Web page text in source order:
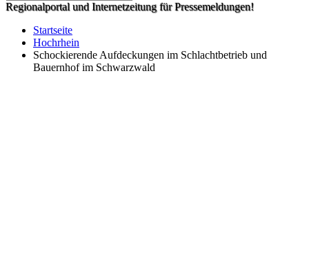
Regionalportal und Internetzeitung für Pressemeldungen!
Startseite
Hochrhein
Schockierende Aufdeckungen im Schlachtbetrieb und
Bauernhof im Schwarzwald